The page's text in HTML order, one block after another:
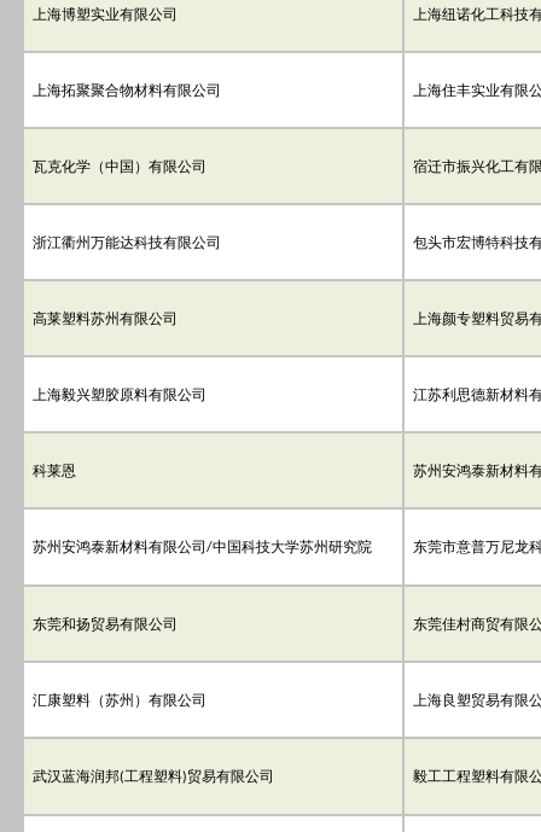
上海博塑实业有限公司 上海纽诺化工科技
上海拓聚聚合物材料有限公司 上海住丰实业有限
瓦克化学（中国）有限公司 宿迁市振兴化工有
浙江衢州万能达科技有限公司 包头市宏博特科技
高莱塑料苏州有限公司 上海颜专塑料贸易
上海毅兴塑胶原料有限公司 江苏利思德新材料
科莱恩 苏州安鸿泰新材料
苏州安鸿泰新材料有限公司 /中国科技大学苏州研究院 东莞市意普万尼龙
东莞和扬贸易有限公司 东莞佳村商贸有限
汇康塑料（苏州）有限公司 上海良塑贸易有限
武汉蓝海润邦(工程塑料)贸易有限公司 毅工工程塑料有限